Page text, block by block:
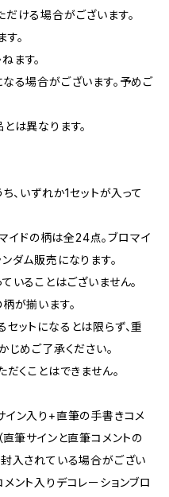
ける場合がございます。
。
ます。
る場合がございます。予めご
は異なります。
、いずれか1セットが入って
イドの柄は全24点。ブロマイ
ンダム販売になります。
いることはございません。
が揃います。
ットになるとは限らず、重
じめご了承ください。
くことはできません。
ン入り+直筆の手書きコメ
直筆サインと直筆コメントの
入されている場合がござい
ント入りデコレーションブロ